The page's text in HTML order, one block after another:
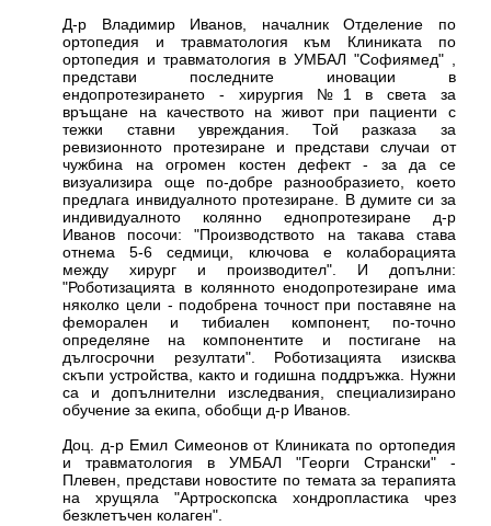
Д-р Владимир Иванов, началник Отделение по
ортопедия и травматология към Клиниката по
ортопедия и травматология в УМБАЛ "Софиямед" ,
представи последните иновации в
ендопротезирането - хирургия №1 в света за
връщане на качеството на живот при пациенти с
тежки ставни увреждания. Той разказа за
ревизионното протезиране и представи случаи от
чужбина на огромен костен дефект - за да се
визуализира още по-добре разнообразието, което
предлага инвидуалното протезиране. В думите си за
индивидуалното колянно еднопротезиране д-р
Иванов посочи: "Производството на такава става
отнема 5-6 седмици, ключова е колаборацията
между хирург и производител". И допълни:
"Роботизацията в колянното енодопротезиране има
няколко цели - подобрена точност при поставяне на
феморален и тибиален компонент, по-точно
определяне на компонентите и постигане на
дългосрочни резултати". Роботизацията изисква
скъпи устройства, както и годишна поддръжка. Нужни
са и допълнителни изследвания, специализирано
обучение за екипа, обобщи д-р Иванов.
Доц. д-р Емил Симеонов от Клиниката по ортопедия
и травматология в УМБАЛ "Георги Странски" -
Плевен, представи новостите по темата за терапията
на хрущяла "Артроскопска хондропластика чрез
безклетъчен колаген".